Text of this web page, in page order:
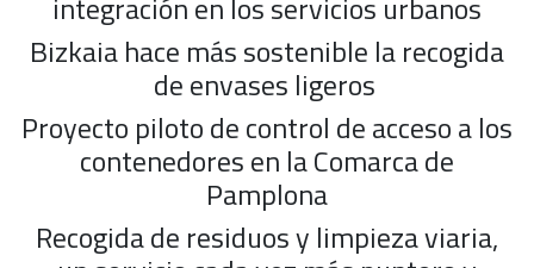
Bizkaia hace más sostenible la recogida
de envases ligeros
Proyecto piloto de control de acceso a los
contenedores en la Comarca de
Pamplona
Recogida de residuos y limpieza viaria,